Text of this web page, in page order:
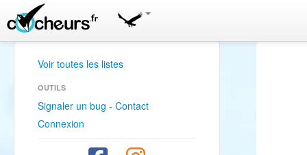
Voir toutes les listes
OUTILS
Signaler un bug - Contact
Connexion